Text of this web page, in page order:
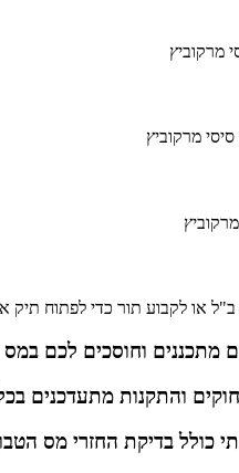
או לקבוע תור כדי לפתוח תיק
מתכננים וחוסכים לכם
והתקנות מתעדכנים
כולל בדיקת החזרי מס